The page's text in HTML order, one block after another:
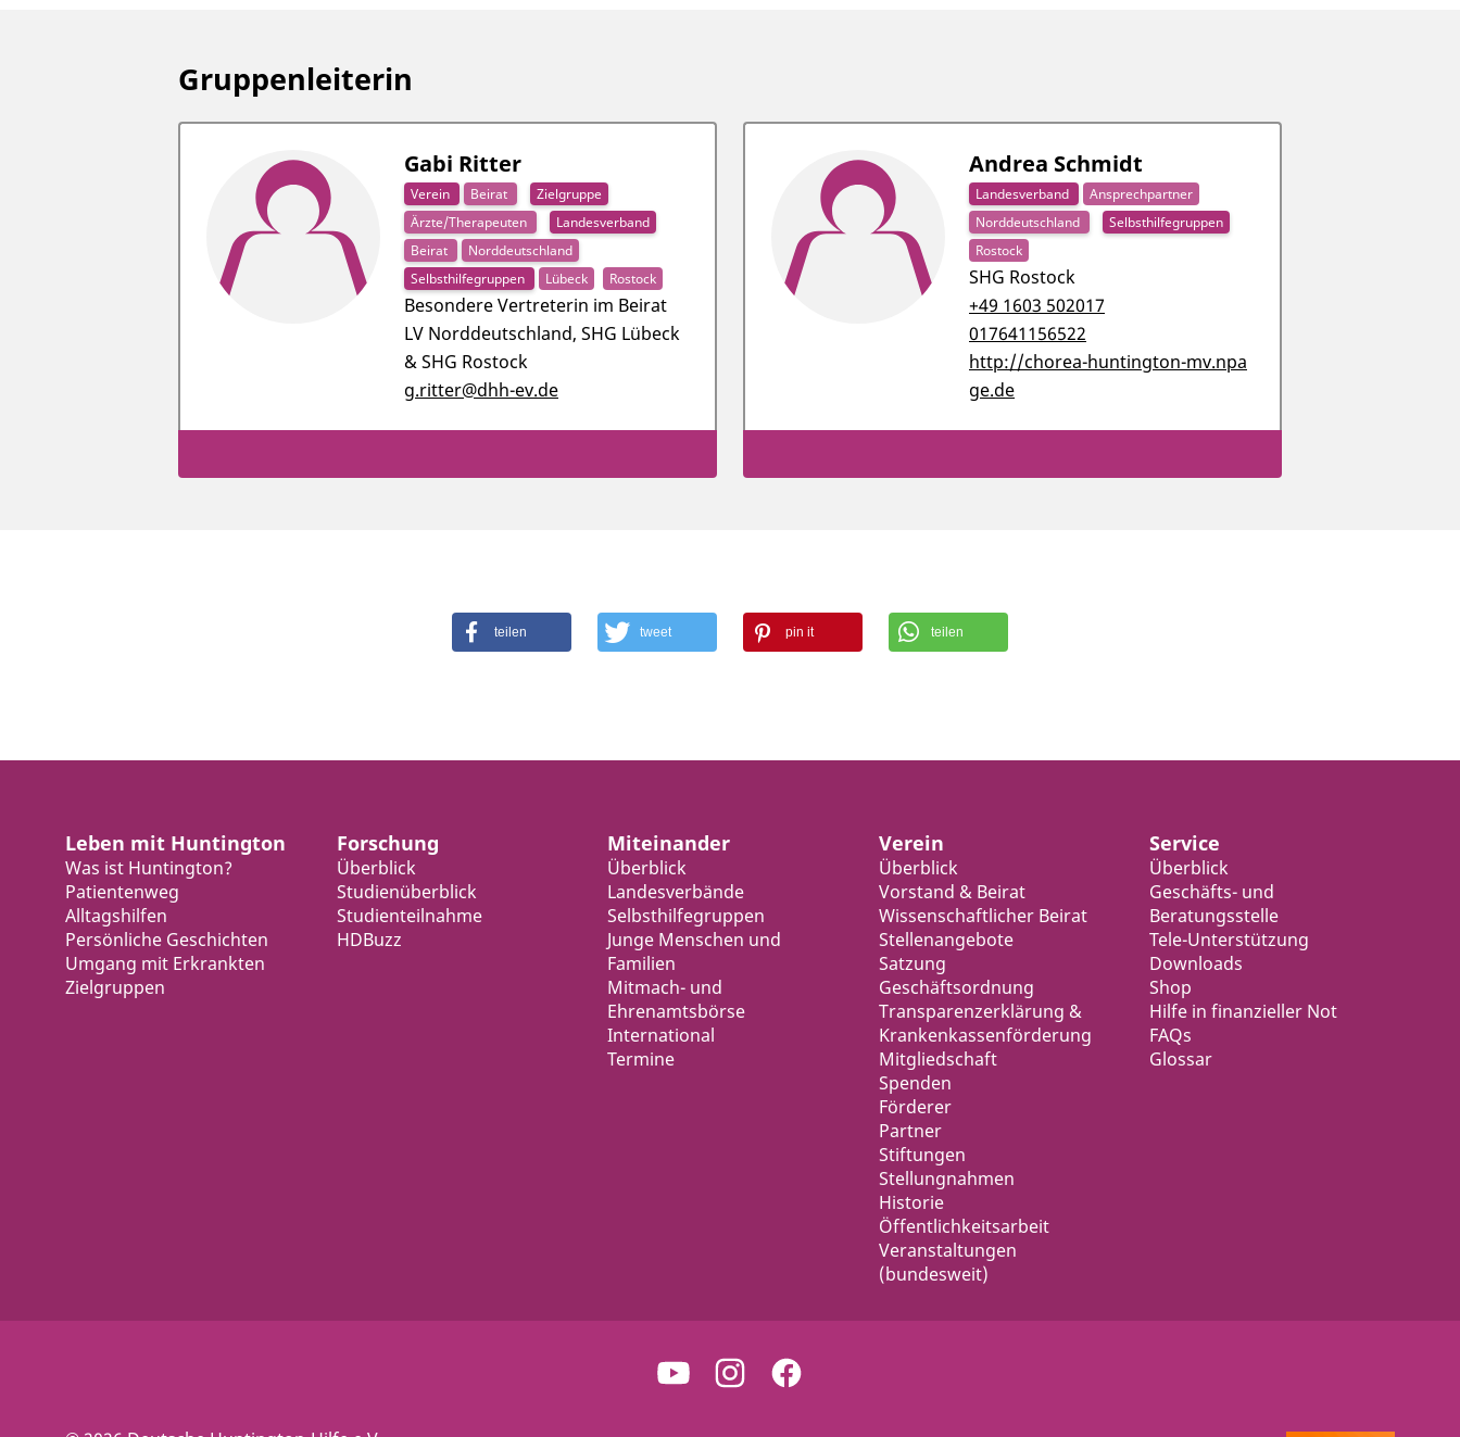
Gruppenleiterin
Gabi Ritter
Verein Beirat
Zielgruppe
Ärzte/Therapeuten
Landesverband
Beirat
Norddeutschland
Selbsthilfegruppen
Lübeck Rostock
Besondere Vertreterin im Beirat
LV Norddeutschland, SHG Lübeck
& SHG Rostock
g.ritter@dhh-ev.de
Andrea Schmidt
Landesverband
Ansprechpartner
Norddeutschland
Selbsthilfegruppen
Rostock
SHG Rostock
+49 1603 502017
017641156522
http://chorea-huntington-mv.npa
ge.de
teilen tweet pin it teilen
Leben mit Huntington
Was ist Huntington?
Patientenweg
Alltagshilfen
Persönliche Geschichten
Umgang mit Erkrankten
Zielgruppen
Forschung
Überblick
Studienüberblick
Studienteilnahme
HDBuzz
Miteinander
Überblick
Landesverbände
Selbsthilfegruppen
Junge Menschen und
Familien
Mitmach- und
Ehrenamtsbörse
International
Termine
Verein
Überblick
Vorstand & Beirat
Wissenschaftlicher Beirat
Stellenangebote
Satzung
Geschäftsordnung
Transparenzerklärung &
Krankenkassenförderung
Mitgliedschaft
Spenden
Förderer
Partner
Stiftungen
Stellungnahmen
Historie
Öffentlichkeitsarbeit
Veranstaltungen
(bundesweit)
Service
Überblick
Geschäfts- und
Beratungsstelle
Tele-Unterstützung
Downloads
Shop
Hilfe in finanzieller Not
FAQs
Glossar